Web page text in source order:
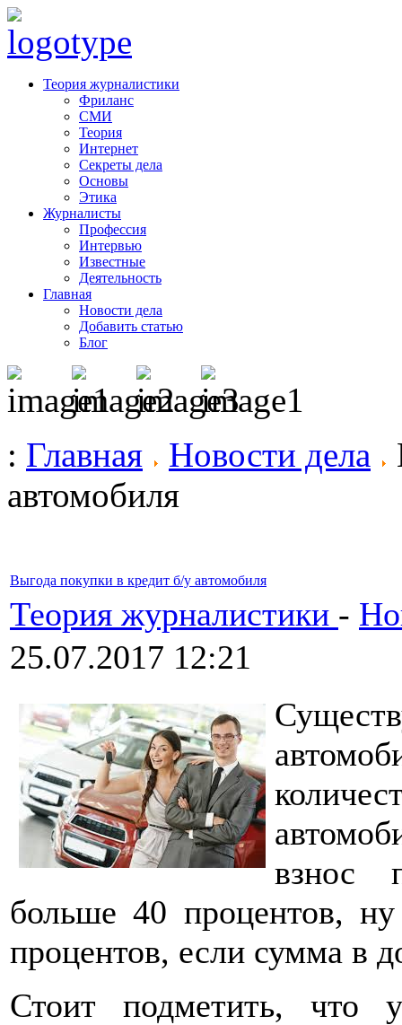
Теория журналистики
Фриланс
СМИ
Теория
Интернет
Секреты дела
Основы
Этика
Журналисты
Профессия
Интервью
Известные
Деятельность
Главная
Новости дела
Добавить статью
Блог
: Главная Новости дела
автомобиля
Выгода покупки в кредит б/у автомобиля
Теория журналистики -
25.07.2017 12:21
взнос
больше 40 процентов,
процентов, если сумма в
Стоит подметить, что